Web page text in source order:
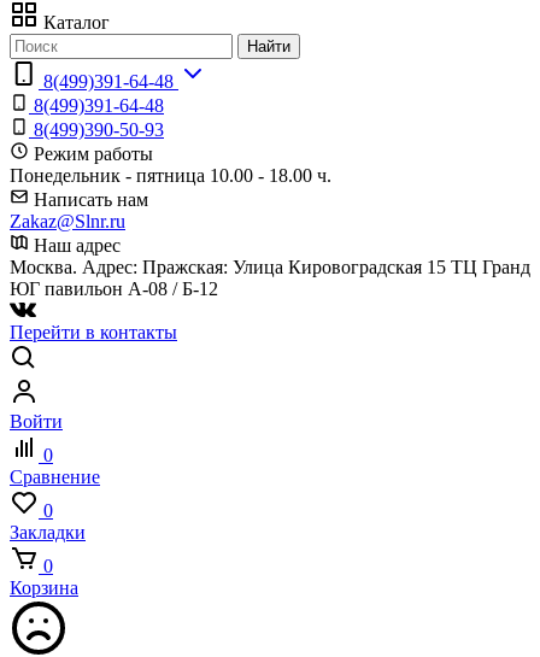
Каталог
Найти
8(499)391-64-48
8(499)391-64-48
8(499)390-50-93
Режим работы
Понедельник - пятница 10.00 - 18.00 ч.
Написать нам
Zakaz@Slnr.ru
Наш адрес
Москва. Адрес: Пражская: Улица Кировоградская 15 ТЦ Гранд
ЮГ павильон А-08 / Б-12
Перейти в контакты
Войти
0
Сравнение
0
Закладки
0
Корзина